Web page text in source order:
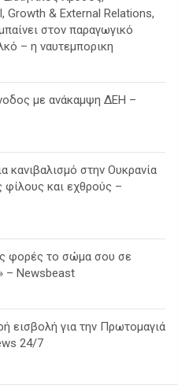
Growth & External Relations,
στον παραγωγικό
– η ναυτεμπορικη
με ανάκαμψη ΔΕΗ –
κανιβαλισμό στην Ουκρανία
και εχθρούς –
φορές το σώμα σου σε
– Newsbeast
εισβολή για την Πρωτομαγιά
24/7